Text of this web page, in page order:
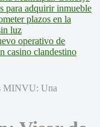
para adquirir inmueble
plazos en la
luz
operativo de
casino clandestino